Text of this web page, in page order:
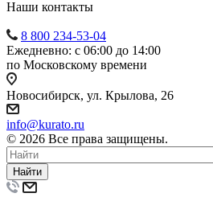
Наши контакты
8 800 234-53-04
Ежедневно: с 06:00 до 14:00
по Московскому времени
Новосибирск, ул. Крылова, 26
info@kurato.ru
© 2026 Все права защищены.
Найти